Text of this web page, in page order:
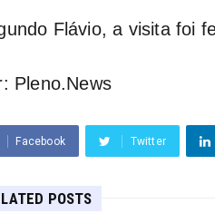
Flávio, a visita foi
Pleno.News
Facebook Twitter
POSTS